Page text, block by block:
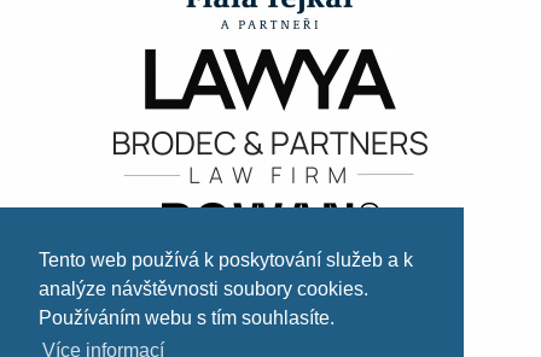
Tento web používá k poskytování služeb a k
analýze návštěvnosti soubory cookies.
Používáním webu s tím souhlasíte.
Více informací